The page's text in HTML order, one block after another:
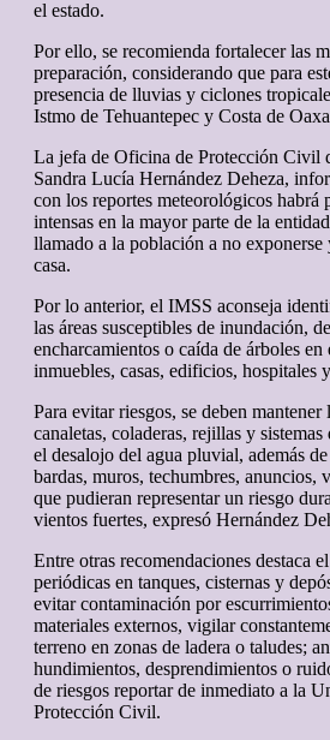
el estado.
Por ello, se recomienda fortalecer las
preparación, considerando que para
presencia de lluvias y ciclones
Istmo de Tehuantepec y Costa de
La jefa de Oficina de Protección Civil
Sandra Lucía Hernández Deheza,
con los reportes meteorológicos
intensas en la mayor parte de la
llamado a la población a no exponerse
casa.
Por lo anterior, el IMSS aconseja
las áreas susceptibles de inundación,
encharcamientos o caída de árboles en
inmuebles, casas, edificios, hospitales
Para evitar riesgos, se deben mantener
canaletas, coladeras, rejillas y
el desalojo del agua pluvial, además
bardas, muros, techumbres, anuncios,
que pudieran representar un riesgo
vientos fuertes, expresó Hernández
Entre otras recomendaciones destaca
periódicas en tanques, cisternas y
evitar contaminación por
materiales externos, vigilar
terreno en zonas de ladera o taludes;
hundimientos, desprendimientos o
de riesgos reportar de inmediato a la
Protección Civil.